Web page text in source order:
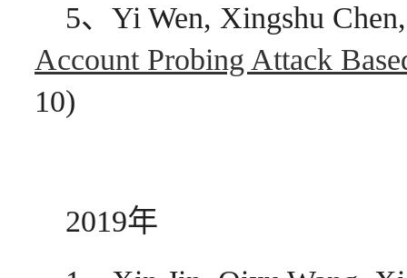
5、Yi Wen, Xingshu
Account Probing Attack
10)
2019年